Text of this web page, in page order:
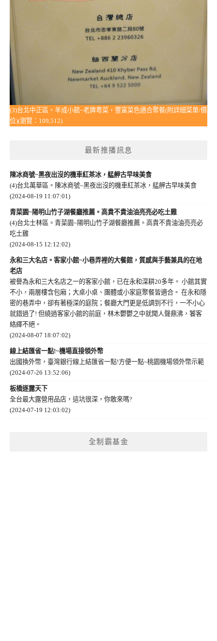
(3)台北中正區。羊成小館~老牌粵菜，豐富菜色適合聚餐(附詳細菜單/價
位)(瀏覽：109,512)
最新推播訊息
陳冰商號~黑夜出沒的機車紅茶冰，艋舺古早味美食
(4)台北萬華區。陳冰商號~黑夜出沒的機車紅茶冰，艋舺古早味美食
(2024-08-19 11:07:01)
青菜園~陽明山竹子湖餐廳推薦。高貴不貴油油亮亮必吃土雞
(4)台北士林區。青菜園~陽明山竹子湖餐廳推薦。高貴不貴油油亮亮必
吃土雞
(2024-08-15 12:12:02)
永和三大名店。客家小館~小巷弄裡的大餐館，質感與手藝兼具的在地
老店
被譽為永和三大名店之一的客家小館，已在永和深耕20多年。 小館其實
不小，兩層樓含包廂；大桌小桌、團體或小家庭聚餐皆適合。 在永和隱
密的巷弄中，卻有著極深的庭院；餐廳大門更是低調到不行，一不小心
就錯過了! 但繞過客家小館的前庭，林木鬱鬱之中就聞人聲鼎沸，饕客
絡繹不絕。
(2024-08-07 18:07:02)
線上結匯省一點!~機場直接領外幣
出國換外幣，臺灣銀行線上結匯省一點!方便一點~桃園機場領外幣示範
(2024-07-26 13:52:06)
板橋逐露天下
全台最大露營用品店，這坑很深，你敢來嗎?
(2024-07-19 12:03:02)
全制霸基金